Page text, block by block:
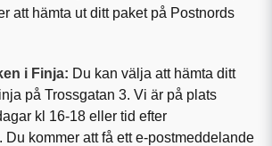
att hämta ut ditt paket på Postnords
i Finja: Du kan välja att hämta ditt
på Trossgatan 3. Vi är på plats
kl 16-18 eller tid efter
Du kommer att få ett e-postmeddelande